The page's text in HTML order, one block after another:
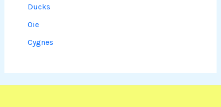
Ducks
Oie
Cygnes